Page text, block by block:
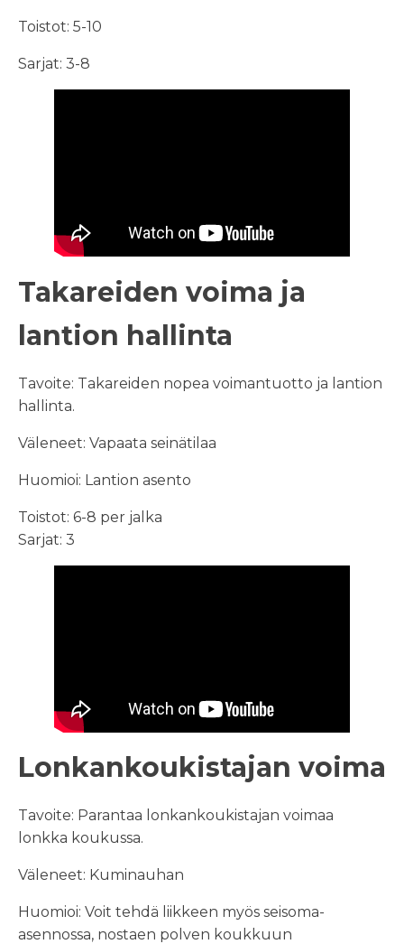
Toistot: 5-10
Sarjat: 3-8
Takareiden voima ja
lantion hallinta
Tavoite: Takareiden nopea voimantuotto ja lantion
hallinta.
Väleneet: Vapaata seinätilaa
Huomioi: Lantion asento
Toistot: 6-8 per jalka
Sarjat: 3
Lonkankoukistajan voima
Tavoite: Parantaa lonkankoukistajan voimaa
lonkka koukussa.
Väleneet: Kuminauhan
Huomioi: Voit tehdä liikkeen myös seisoma-
asennossa, nostaen polven koukkuun